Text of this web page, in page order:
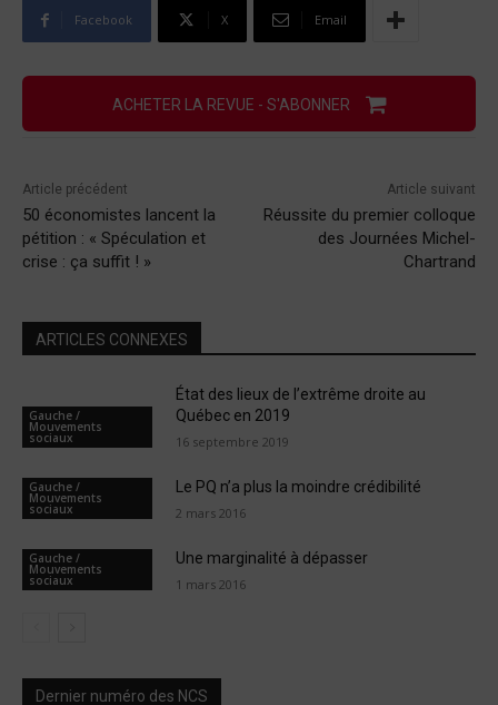
Facebook X Email
ACHETER LA REVUE - S'ABONNER
Article précédent
50 économistes lancent la
pétition : « Spéculation et
crise : ça suffit ! »
Article suivant
Réussite du premier colloque
des Journées Michel-
Chartrand
ARTICLES CONNEXES
Gauche /
Mouvements
sociaux
État des lieux de l’extrême droite au
Québec en 2019
16 septembre 2019
Gauche /
Mouvements
sociaux
Le PQ n’a plus la moindre crédibilité
2 mars 2016
Gauche /
Mouvements
sociaux
Une marginalité à dépasser
1 mars 2016
Dernier numéro des NCS